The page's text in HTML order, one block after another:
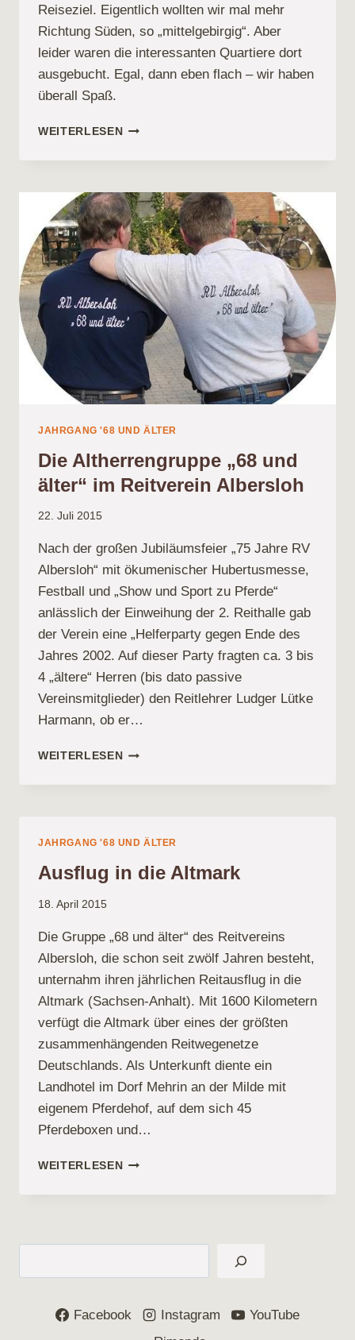
Reiseziel. Eigentlich wollten wir mal mehr
Richtung Süden, so „mittelgebirgig“. Aber
leider waren die interessanten Quartiere dort
ausgebucht. Egal, dann eben flach – wir haben
überall Spaß.
WEITERLESENJAHRESTOUR
DER
„68
UND
ÄLTER“
JAHRGANG '68 UND ÄLTER
Die Altherrengruppe „68 und
älter“ im Reitverein Albersloh
22. Juli 2015
Nach der großen Jubiläumsfeier „75 Jahre RV
Albersloh“ mit ökumenischer Hubertusmesse,
Festball und „Show und Sport zu Pferde“
anlässlich der Einweihung der 2. Reithalle gab
der Verein eine „Helferparty gegen Ende des
Jahres 2002. Auf dieser Party fragten ca. 3 bis
4 „ältere“ Herren (bis dato passive
Vereinsmitglieder) den Reitlehrer Ludger Lütke
Harmann, ob er…
WEITERLESENDIE
„68
ALBERSLOH
JAHRGANG '68 UND ÄLTER
Ausflug in die Altmark
18. April 2015
Die Gruppe „68 und älter“ des Reitvereins
Albersloh, die schon seit zwölf Jahren besteht,
unternahm ihren jährlichen Reitausflug in die
Altmark (Sachsen-Anhalt). Mit 1600 Kilometern
verfügt die Altmark über eines der größten
zusammenhängenden Reitwegenetze
Deutschlands. Als Unterkunft diente ein
Landhotel im Dorf Mehrin an der Milde mit
eigenem Pferdehof, auf dem sich 45
Pferdeboxen und…
WEITERLESENAUSFLUG
DIE
Facebook Instagram
YouTube